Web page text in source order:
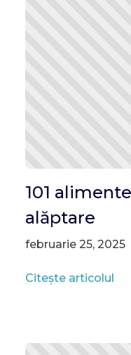
101
alăptare
februarie 25, 2025
Citește articolul